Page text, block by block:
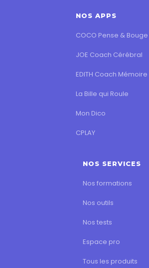
NOS APPS
COCO Pense & Bouge
JOE Coach Cérébral
EDITH Coach Mémoire
La Bille qui Roule
Mon Dico
CPLAY
NOS SERVICES
Nos formations
Nos outils
Nos tests
Espace pro
Tous les produits